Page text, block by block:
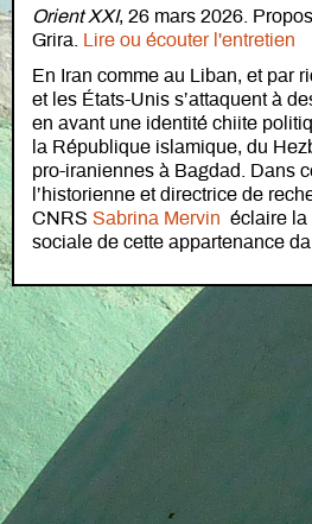
Orient XXI, 26 mars 2026.
Grira. Lire ou écouter l'entretien
En Iran comme au Liban, et par
et les États-Unis s’attaquent à
en avant une identité chiite
la République islamique, du
pro-iraniennes à Bagdad. Dans
l’historienne et directrice de
CNRS Sabrina Mervin éclaire la
sociale de cette appartenance